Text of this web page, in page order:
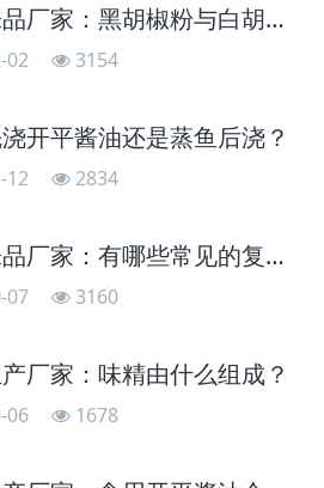
酿造调味品厂家：黑胡椒粉与白胡椒有哪些区别？
02 3154
开平酱油还是蒸鱼后浇？
12 2834
酿造调味品厂家：有哪些常见的复合调料？
07 3160
厂家：味精由什么组成？
06 1678